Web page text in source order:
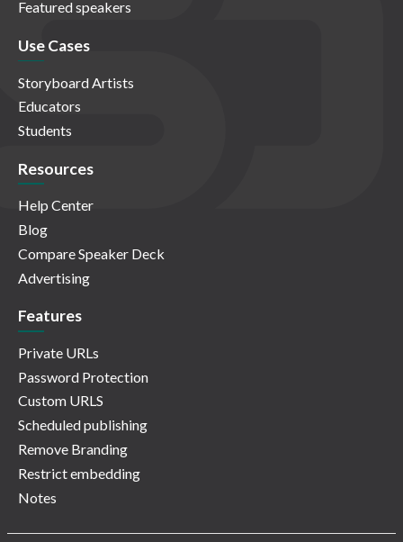
Featured speakers
Use Cases
Storyboard Artists
Educators
Students
Resources
Help Center
Blog
Compare Speaker Deck
Advertising
Features
Private URLs
Password Protection
Custom URLS
Scheduled publishing
Remove Branding
Restrict embedding
Notes